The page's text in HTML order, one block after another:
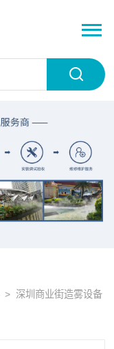
> 深圳商业街造雾设备